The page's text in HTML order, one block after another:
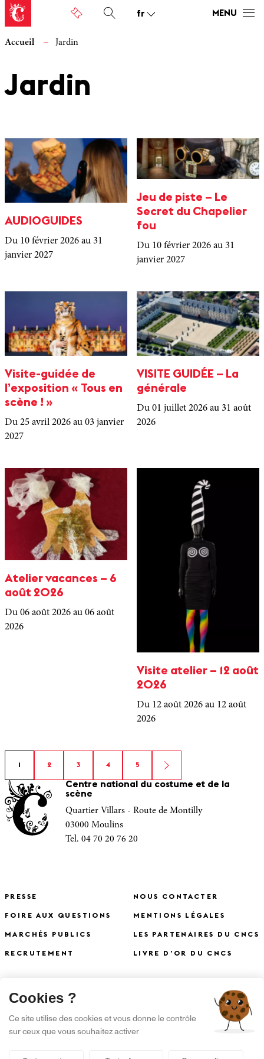
fr MENU
Accueil Jardin
Jardin
AUDIOGUIDES
Du 10 février 2026 au 31
janvier 2027
Jeu de piste – Le
Secret du Chapelier
fou
Du 10 février 2026 au 31
janvier 2027
Visite-guidée de
l’exposition « Tous en
scène ! »
Du 25 avril 2026 au 03 janvier
2027
VISITE GUIDÉE – La
générale
Du 01 juillet 2026 au 31 août
2026
Atelier vacances – 6
août 2026
Du 06 août 2026 au 06 août
2026
Visite atelier – 12 août
2026
Du 12 août 2026 au 12 août
2026
1 2 3 4 5
Centre national du costume et de la
scène
Quartier Villars - Route de Montilly
03000 Moulins
Tel. 04 70 20 76 20
PRESSE
FOIRE AUX QUESTIONS
MARCHÉS PUBLICS
RECRUTEMENT
NOUS CONTACTER
MENTIONS LÉGALES
LES PARTENAIRES DU CNCS
LIVRE D’OR DU CNCS
S'INSCRIRE À LA NEWSLETTER X
Cookies ?
Ce site utilise des cookies et vous donne le contrôle
sur ceux que vous souhaitez activer